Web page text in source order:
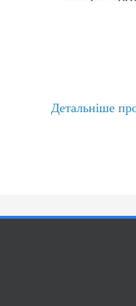
Детальніше